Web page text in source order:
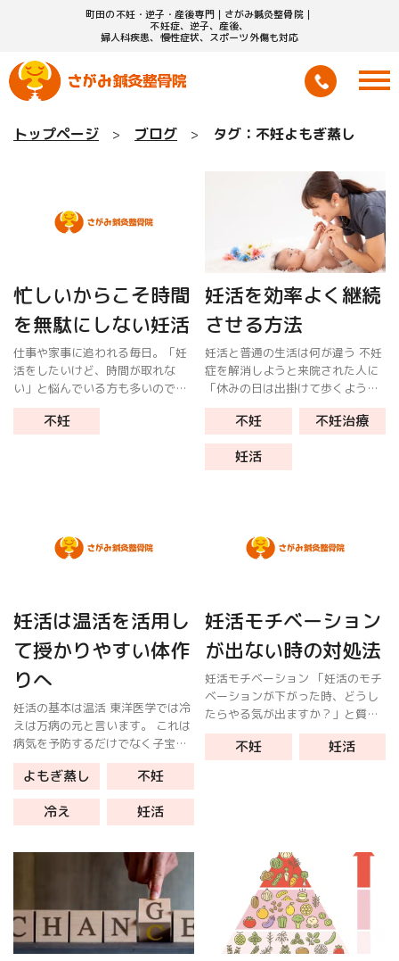
町田の不妊・逆子・産後専門｜さがみ鍼灸整骨院｜
不妊症、逆子、産後、
婦人科疾患、慢性症状、スポーツ外傷も対応
トップページ ブログ タグ：不妊よもぎ蒸し
忙しいからこそ時間
を無駄にしない妊活
仕事や家事に追われる毎日。「妊
活をしたいけど、時間が取れな
い」と悩んでいる方も多いのでは
ないでしょうか？ しかし、妊活
は“時間をかける”ことよりも、“効
不妊
妊活を効率よく継続
させる方法
妊活と普通の生活は何が違う 不妊
症を解消しようと来院された人に
「休みの日は出掛けて歩くように
しているし、食事も気をつけてい
るつもりです」と言われることが
あります。 実際に歩数や食事を確
認してみると毎日しっかり行動し
不妊
不妊治療
妊活
妊活は温活を活用し
て授かりやすい体作
りへ
妊活の基本は温活 東洋医学では冷
えは万病の元と言います。 これは
病気を予防するだけでなく子宝を
授かる為にも大事なことです。 特
に下半身を冷やさないことは妊活
でも重要です。 体を冷やすことで
血流が滞り体の機能が低下しま
よもぎ蒸し
不妊
冷え
妊活
妊活モチベーション
が出ない時の対処法
妊活モチベーション 「妊活のモチ
ベーションが下がった時、どうし
たらやる気が出ますか？」と質問
を受けました。 妊活に「やる気」
は関係ありません。 やる気がある
不妊 妊活